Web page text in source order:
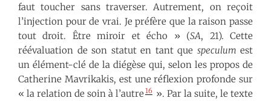
faut toucher sans traverser. Autrement, on reçoit
l’injection pour de vrai. Je préfère que la raison passe
tout droit. Être miroir et écho » (SA, 21). Cette
réévaluation de son statut en tant que speculum est
un élément-clé de la diégèse qui, selon les propos de
Catherine Mavrikakis, est une réflexion profonde sur
« la relation de soin à l’autre16 ». Par la suite, le texte